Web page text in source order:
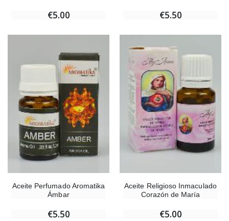
€5.00 €5.50
Aceite Perfumado Aromatika
Ámbar
€5.50
Aceite Religioso Inmaculado
Corazón de María
€5.00